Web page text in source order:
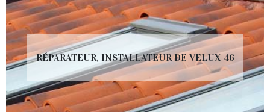
RÉPARATEUR, INSTALLATEUR DE VELUX 46